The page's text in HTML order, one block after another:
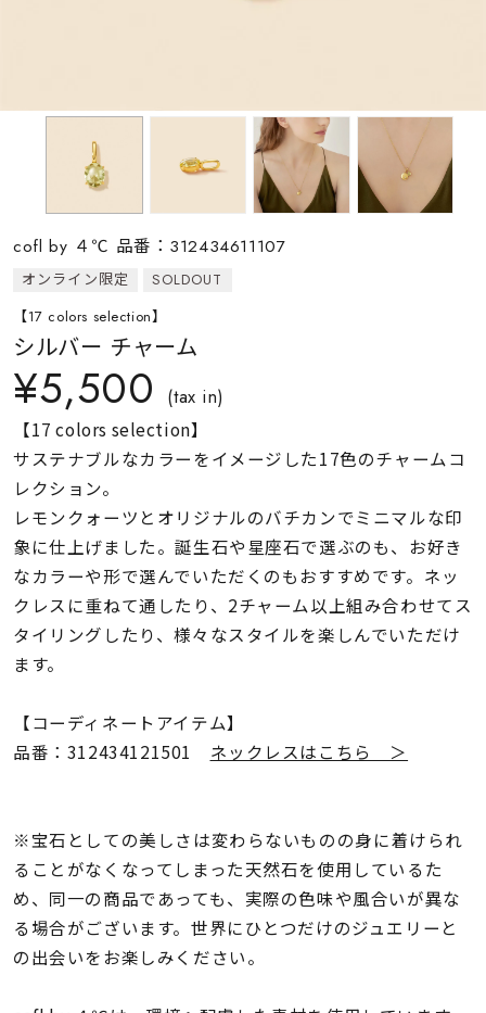
誕生石
石の色
ファッションテイス
ト
着用シーン
コレクション
レディース
リングサイズ
リングサイズ
在庫 在庫ありのみ すべて表示
cofl by ４℃ 品番：312434611107
オンライン限定
SOLDOUT
【17 colors selection】
シルバー チャーム
¥5,500 (tax in)
【17 colors selection】
サステナブルなカラーをイメージした17色のチャームコ
レクション。
レモンクォーツとオリジナルのバチカンでミニマルな印
象に仕上げました。誕生石や星座石で選ぶのも、お好き
なカラーや形で選んでいただくのもおすすめです。ネッ
クレスに重ねて通したり、2チャーム以上組み合わせてス
タイリングしたり、様々なスタイルを楽しんでいただけ
ます。
【コーディネートアイテム】
品番：312434121501 ネックレスはこちら ＞
※宝石としての美しさは変わらないものの身に着けられ
ることがなくなってしまった天然石を使用しているた
め、同一の商品であっても、実際の色味や風合いが異な
る場合がございます。世界にひとつだけのジュエリーと
の出会いをお楽しみください。